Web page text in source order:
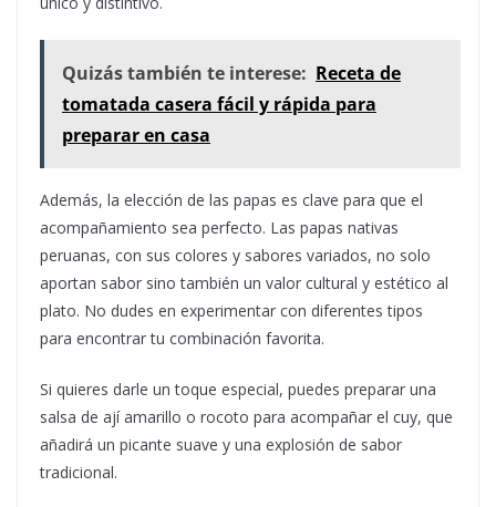
Quizás también te interese: Receta de
tomatada casera fácil y rápida para
preparar en casa
Además, la elección de las papas es clave para que el
acompañamiento sea perfecto. Las papas nativas
peruanas, con sus colores y sabores variados, no solo
aportan sabor sino también un valor cultural y estético al
plato. No dudes en experimentar con diferentes tipos
para encontrar tu combinación favorita.
Si quieres darle un toque especial, puedes preparar una
salsa de ají amarillo o rocoto para acompañar el cuy, que
añadirá un picante suave y una explosión de sabor
tradicional.